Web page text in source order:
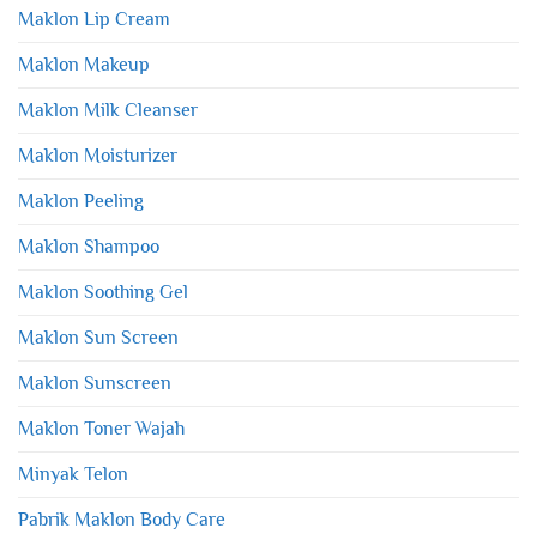
Maklon Lip Cream
Maklon Makeup
Maklon Milk Cleanser
Maklon Moisturizer
Maklon Peeling
Maklon Shampoo
Maklon Soothing Gel
Maklon Sun Screen
Maklon Sunscreen
Maklon Toner Wajah
Minyak Telon
Pabrik Maklon Body Care